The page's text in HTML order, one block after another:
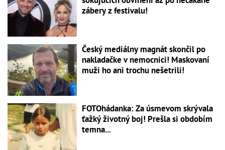
zábery z festivalu!
Český mediálny magnát skončil po
nakladačke v nemocnici! Maskovaní
muži ho ani trochu nešetrili!
FOTOhádanka: Za úsmevom skrývala
ťažký životný boj! Prešla si obdobím
temna...